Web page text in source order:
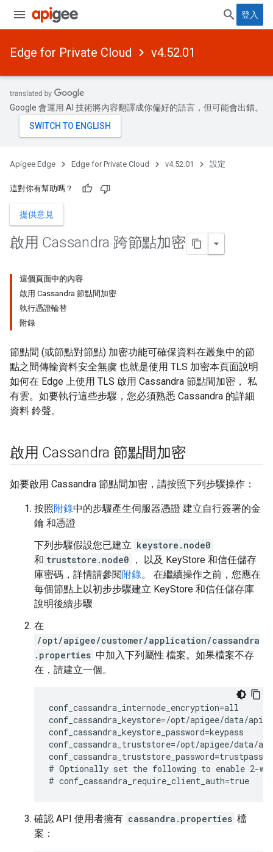
登入
Edge for Private Cloud v4.52.01
Google 會運用 AI 技術將內容翻譯成你偏好的語言，但可能會出錯。
Apigee Edge Edge for Private Cloud v4.52.01 設定
這對你有幫助嗎？
提供意見
啟用 Cassandra 跨節點加密
這個頁面中的內容
啟用 Cassandra 節點間加密
執行憑證輪替
附錄
節點間 (或節點對節點) 加密功能可確保資料在叢集中的節
點之間傳輸資料安全無虞 也就是使用 TLS 加密本頁面說明
如何在 Edge 上使用 TLS 啟用 Cassandra 節點間加密， 私
有雲。如要執行這些步驟，您必須熟悉 Cassandra 的詳細
資料 鈴聲。
啟用 Cassandra 節點間加密
如要啟用 Cassandra 節點間加密，請按照下列步驟操作：
按照附錄中的步驟產生伺服器憑證 建立自行簽署的金
鑰 和憑證
下列步驟假設您已建立 keystore.node0
和 truststore.node0
， 以及 KeyStore 和信任儲存
庫密碼，詳情請參閱附錄。 在繼續操作之前，您應在
每個節點上以初步步驟建立 KeyStore 和信任儲存庫
說明後續步驟
在
/opt/apigee/customer/application/cassandra
.properties 中加入下列屬性 檔案。如果檔案不存
在，請建立一個。
conf_cassandra_internode_encryption=all
conf_cassandra_keystore=/opt/apigee/data/
conf_cassandra_keystore_password=keypass
conf_cassandra_truststore=/opt/apigee/data/
conf_cassandra_truststore_password=trustpass
# Optionally set the following to enable 2-
# conf_cassandra_require_client_auth=true
確認 API 使用者擁有 cassandra.properties 檔
案：